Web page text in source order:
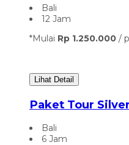
Bali
12 Jam
*Mulai Rp 1.250.000 /
Lihat Detail
Paket Tour
Bali
6 Jam